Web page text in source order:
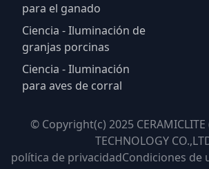
para el ganado
Ciencia - Iluminación de
granjas porcinas
Ciencia - Iluminación
para aves de corral
© Copyright(c) 2025 CERAMICLITE
TECHNOLOGY
política de privacidadCondiciones de